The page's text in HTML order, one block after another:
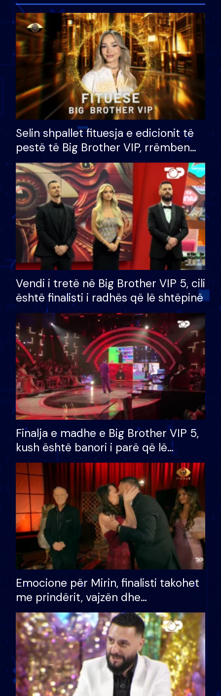
Selin shpallet fituesja e edicionit të
pestë të Big Brother VIP, rrëmben
çmimin e madh prej 100 mijë eurosh
Vendi i tretë në Big Brother VIP 5, cili
është finalisti i radhës që lë shtëpinë
Finalja e madhe e Big Brother VIP 5,
kush është banori i parë që lë
shtëpinë dhe humb mundësinë për
të fituar çmimin e madh
Emocione për Mirin, finalisti takohet
me prindërit, vajzën dhe
bashkëshorten: S’kemi ndonjë letër
divorci apo jo?